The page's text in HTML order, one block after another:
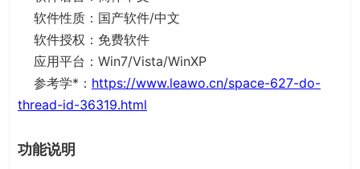
软件性质：国产软件/中文
软件授权：免费软件
应用平台：Win7/Vista/WinXP
参考学*： https://www.leawo.cn/space-627-do-
thread-id-36319.html
功能说明